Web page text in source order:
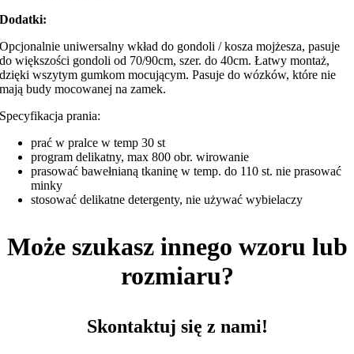
Dodatki:
Opcjonalnie uniwersalny wkład do gondoli / kosza mojżesza, pasuje
do większości gondoli od 70/90cm, szer. do 40cm. Łatwy montaż,
dzięki wszytym gumkom mocującym. Pasuje do wózków, które nie
mają budy mocowanej na zamek.
Specyfikacja prania:
prać w pralce w temp 30 st
program delikatny, max 800 obr. wirowanie
prasować bawełnianą tkaninę w temp. do 110 st. nie prasować
minky
stosować delikatne detergenty, nie używać wybielaczy
Może szukasz innego wzoru lub
rozmiaru?
Skontaktuj się z nami!